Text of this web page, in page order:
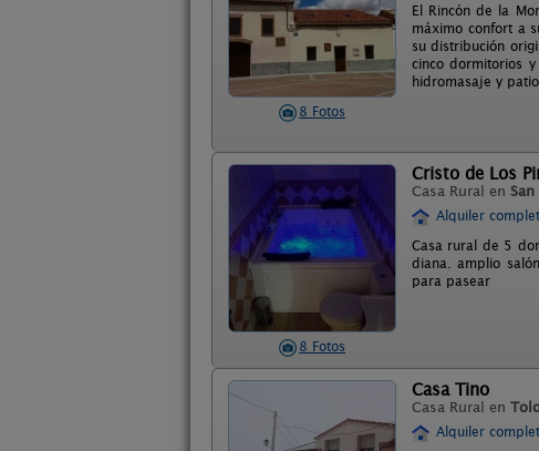
8 Fotos
El Rincón de la
máximo confort a
su distribución
cinco dormitorios
hidromasaje y
8 Fotos
Cristo de Los
Casa Rural en
Alquiler
Casa rural de 5
diana. amplio
para pasear
Casa Tino
Casa Rural en
Alquiler